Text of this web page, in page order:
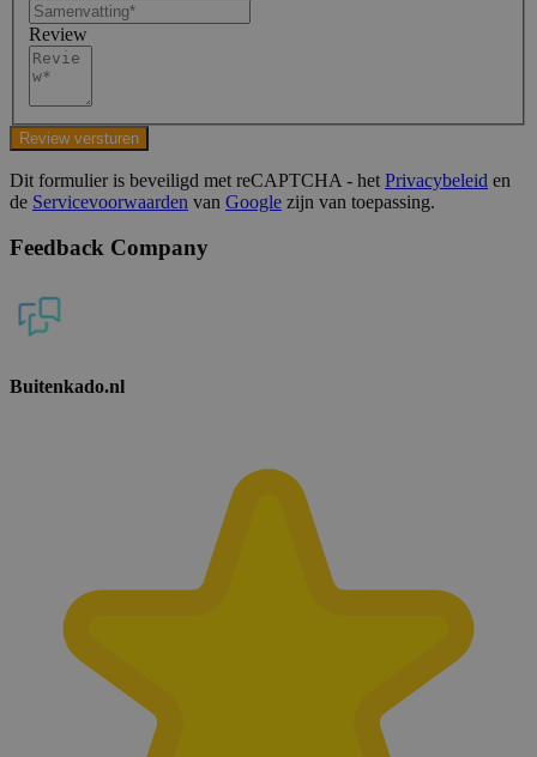
Review
Review versturen
Dit formulier is beveiligd met reCAPTCHA - het Privacybeleid en
de Servicevoorwaarden van Google zijn van toepassing.
Feedback Company
Buitenkado.nl